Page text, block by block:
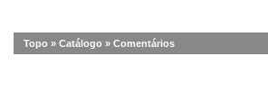
Topo » Catálogo » Comentários